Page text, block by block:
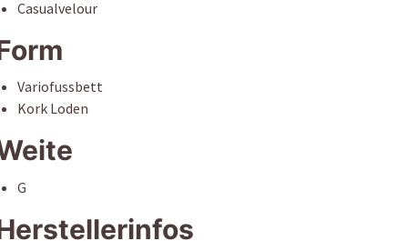
Casualvelour
Variofussbett
Kork Loden
G